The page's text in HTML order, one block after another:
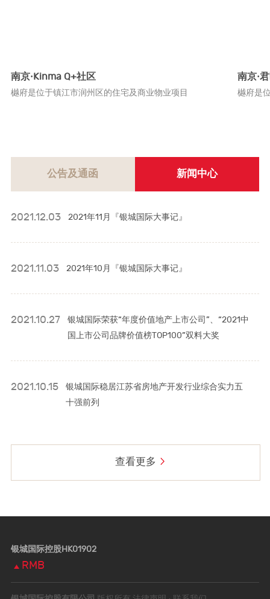
南京·Kinma Q+社区
樾府是位于镇江市润州区的住宅及商业物业项目
南京·
樾府是
公告及通函 新闻中心
2021.12.03 2021年11月『银城国际大事记』
2021.11.03 2021年10月『银城国际大事记』
2021.10.27
银城国际荣获“年度价值地产上市公司”、“2021中
国上市公司品牌价值榜TOP100”双料大奖
2021.10.15
银城国际稳居江苏省房地产开发行业综合实力五
十强前列
查看更多
银城国际控股HK01902
RMB